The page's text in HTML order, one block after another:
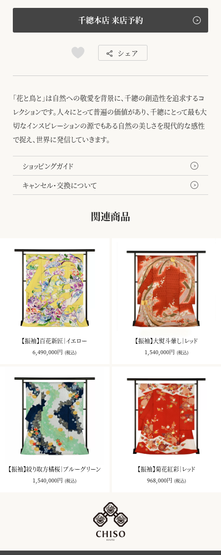
千總本店 来店予約
シェア
「花と鳥と」は自然への敬愛を背景に、千總の創造性を追求するコ
レクションです。人々にとって普遍の価値があり、千總にとって最も大
切なインスピレーションの源でもある自然の美しさを現代的な感性
で捉え、世界に発信していきます。
ショッピングガイド
キャンセル・交換について
関連商品
【振袖】百花新匠｜イエロー
6,490,000円 (税込)
【振袖】大熨斗暈し｜レッド
1,540,000円 (税込)
【振袖】絞り取方橘桜｜ブルーグリーン
1,540,000円 (税込)
【振袖】菊花紅彩｜レッド
968,000円 (税込)